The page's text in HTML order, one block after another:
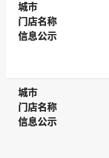
城市
城市
门店名称
门店名称
信息公示
信息公示
城市
城市
门店名称
门店名称
信息公示
信息公示